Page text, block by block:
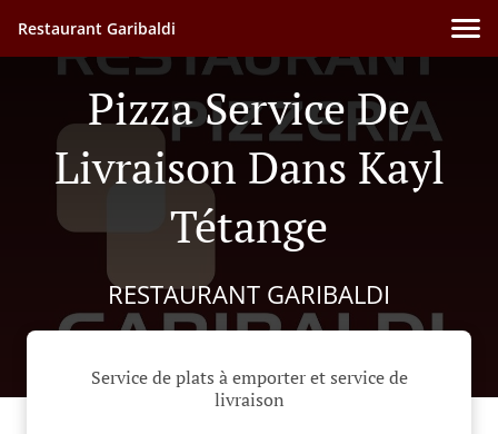
Restaurant Garibaldi
Pizza Service De
Livraison Dans Kayl
Tétange
RESTAURANT GARIBALDI
Service de plats à emporter et service de
livraison